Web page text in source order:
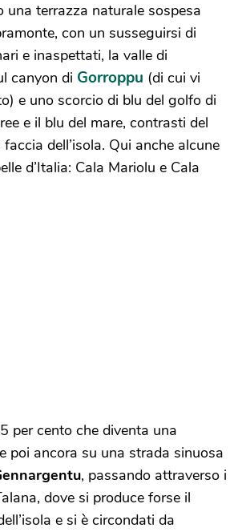
una terrazza naturale sospesa
con un susseguirsi di
e inaspettati, la valle di
canyon di Gorroppu (di cui vi
e uno scorcio di blu del golfo di
e il blu del mare, contrasti del
dell’isola. Qui anche alcune
d’Italia: Cala Mariolu e Cala
per cento che diventa una
poi ancora su una strada sinuosa
, passando attraverso i
dove si produce forse il
e si è circondati da